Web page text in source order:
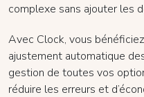
complexe sans ajouter les
Avec Clock, vous
ajustement automatique
gestion de toutes vos
réduire les erreurs et